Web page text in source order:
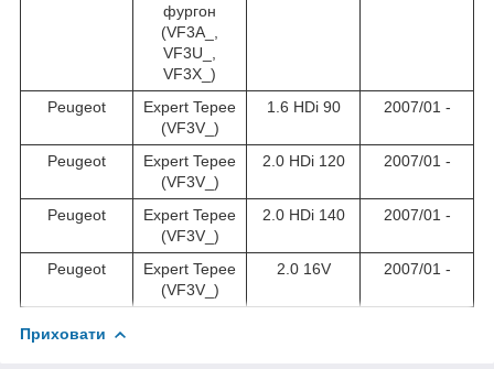
фургон
(VF3A_,
VF3U_,
VF3X_)
Peugeot
Expert Tepee
(VF3V_)
1.6 HDi 90 2007/01 -
Peugeot
Expert Tepee
(VF3V_)
2.0 HDi 120 2007/01 -
Peugeot
Expert Tepee
(VF3V_)
2.0 HDi 140 2007/01 -
Peugeot
Expert Tepee
(VF3V_)
2.0 16V 2007/01 -
Приховати